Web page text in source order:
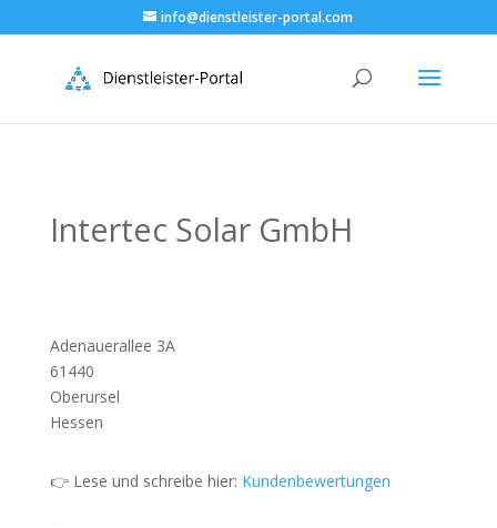
info@dienstleister-portal.com
Intertec Solar GmbH
Adenauerallee 3A
61440
Oberursel
Hessen
👉 Lese und schreibe hier: Kundenbewertungen